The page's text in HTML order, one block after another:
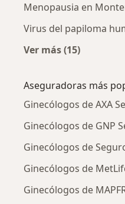
Menopausia en
Virus del papiloma
Ver más (15)
Aseguradoras más
Ginecólogos de AXA
Ginecólogos de GNP
Ginecólogos de
Ginecólogos de
Ginecólogos de